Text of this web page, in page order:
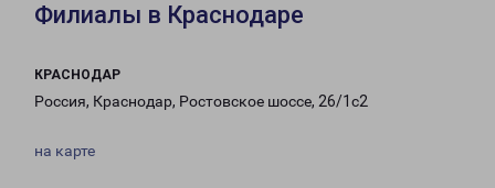
Филиалы в Краснодаре
КРАСНОДАР
Россия, Краснодар, Ростовское шоссе, 26/1с2
на карте